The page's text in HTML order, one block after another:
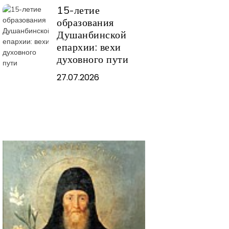
15-летие
образования
Душанбинской
епархии: вехи
духовного пути
27.07.2026